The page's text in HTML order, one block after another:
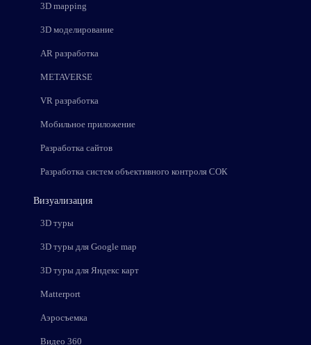
3D mapping
3D моделирование
AR разработка
METAVERSE
VR разработка
Мобильное приложение
Разработка сайтов
Разработка систем объективного контроля СОК
Визуализация
3D туры
3D туры для Google map
3D туры для Яндекс карт
Matterport
Аэросъемка
Видео 360